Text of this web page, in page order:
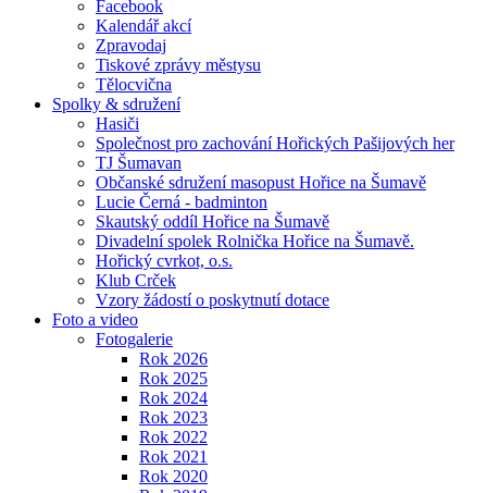
Facebook
Kalendář akcí
Zpravodaj
Tiskové zprávy městysu
Tělocvična
Spolky & sdružení
Hasiči
Společnost pro zachování Hořických Pašijových her
TJ Šumavan
Občanské sdružení masopust Hořice na Šumavě
Lucie Černá - badminton
Skautský oddíl Hořice na Šumavě
Divadelní spolek Rolnička Hořice na Šumavě.
Hořický cvrkot, o.s.
Klub Crček
Vzory žádostí o poskytnutí dotace
Foto a video
Fotogalerie
Rok 2026
Rok 2025
Rok 2024
Rok 2023
Rok 2022
Rok 2021
Rok 2020